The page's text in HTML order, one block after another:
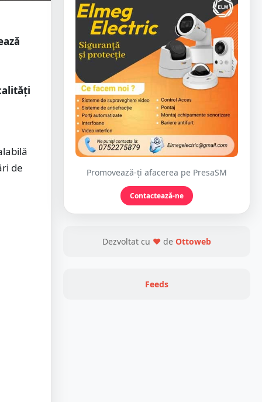
de
Promovează-ți afacerea pe PresaSM
Contactează-ne
Dezvoltat cu ❤ de Ottoweb
Feeds